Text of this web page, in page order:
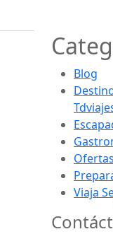
Blog
Ofertas
Viaja